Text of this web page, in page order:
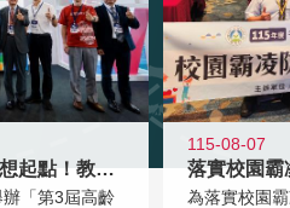
高齡不是終點而是夢想起點！教育部打
「第3屆高齡
115-08-07
為落實校園